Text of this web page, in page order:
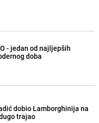
- jedan od najljepših
doba
dobio Lamborghinija na
trajao